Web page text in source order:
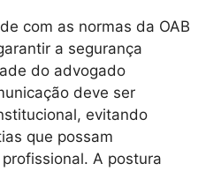
com as normas da OAB
a segurança
do advogado
deve ser
evitando
que possam
A postura